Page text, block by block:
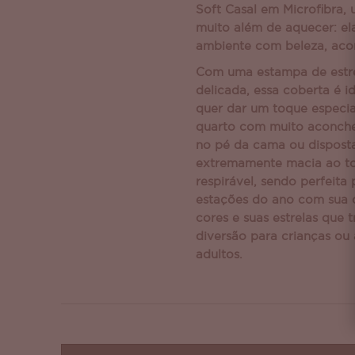
Soft Casal em Microfibra,
muito além de aquecer:
ambiente com beleza,
Com uma estampa de
delicada, essa coberta é
quer dar um toque
quarto com muito
no pé da cama ou
extremamente macia ao
respirável, sendo perfeita
estações do ano com sua
cores e suas estrelas que
diversão para crianças ou
adultos.